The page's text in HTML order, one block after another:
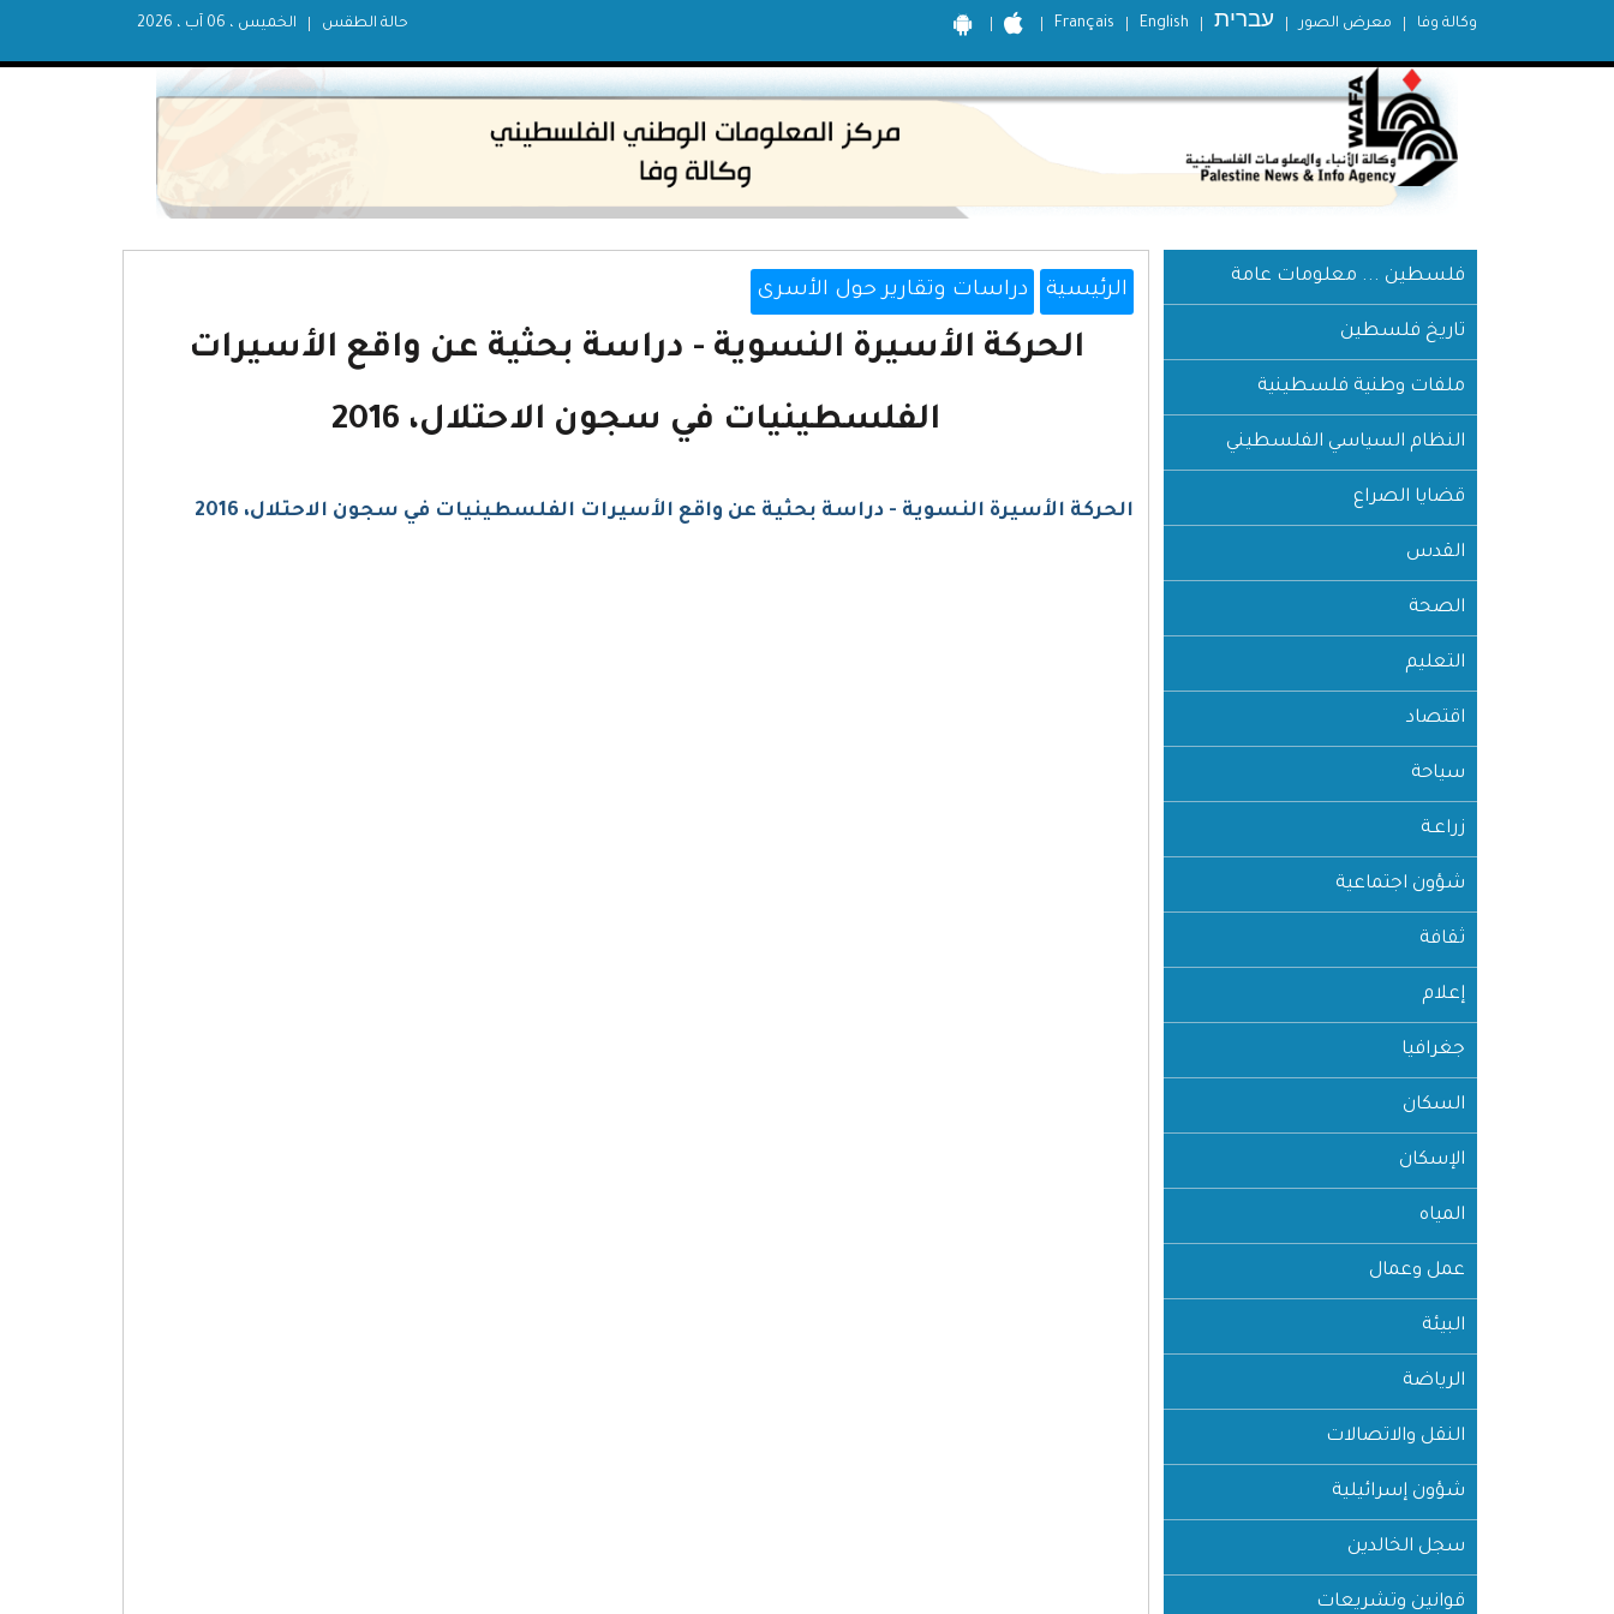
Français English עברית معرض الصور وكالة وفا الخميس ، 06 آب ، 2026 حالة الطقس
فلسطين ... معلومات عامة
تاريخ فلسطين
ملفات وطنية فلسطينية
النظام السياسي الفلسطيني
قضايا الصراع
القدس
الصحة
التعليم
اقتصاد
سياحة
زراعـة
شؤون اجتماعية
ثقافة
إعلام
جغرافيا
السكان
الإسكان
المياه
عمل وعمال
البيئة
الرياضة
النقل والاتصالات
شؤون إسرائيلية
سجل الخالدين
قوانين وتشريعات
الرئيسية دراسات وتقارير حول الأسرى
الحركة الأسيرة النسوية - دراسة بحثية عن واقع الأسيرات
الفلسطينيات في سجون الاحتلال، 2016
الحركة الأسيرة النسوية - دراسة بحثية عن واقع الأسيرات الفلسطينيات في سجون الاحتلال، 2016